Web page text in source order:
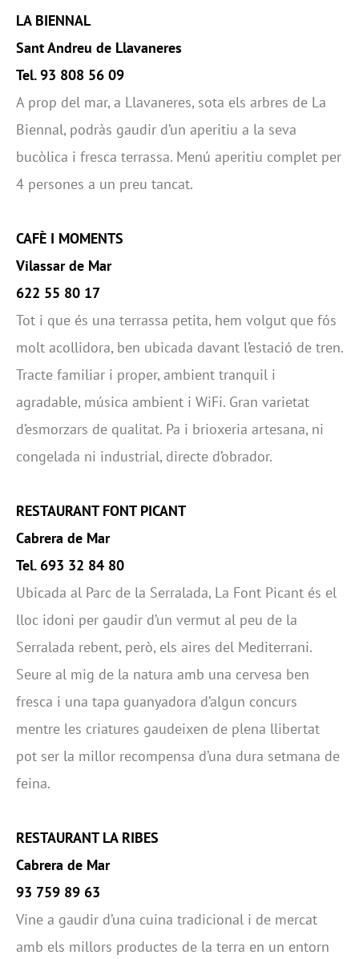
LA BIENNAL
Sant Andreu de Llavaneres
Tel. 93 808 56 09
A prop del mar, a Llavaneres, sota els arbres de La
Biennal, podràs gaudir d’un aperitiu a la seva
bucòlica i fresca terrassa. Menú aperitiu complet per
4 persones a un preu tancat.
CAFÈ I MOMENTS
Vilassar de Mar
622 55 80 17
Tot i que és una terrassa petita, hem volgut que fós
molt acollidora, ben ubicada davant l’estació de tren.
Tracte familiar i proper, ambient tranquil i
agradable, música ambient i WiFi. Gran varietat
d’esmorzars de qualitat. Pa i brioxeria artesana, ni
congelada ni industrial, directe d’obrador.
RESTAURANT FONT PICANT
Cabrera de Mar
Tel. 693 32 84 80
Ubicada al Parc de la Serralada, La Font Picant és el
lloc idoni per gaudir d’un vermut al peu de la
Serralada rebent, però, els aires del Mediterrani.
Seure al mig de la natura amb una cervesa ben
fresca i una tapa guanyadora d’algun concurs
mentre les criatures gaudeixen de plena llibertat
pot ser la millor recompensa d’una dura setmana de
feina.
RESTAURANT LA RIBES
Cabrera de Mar
93 759 89 63
Vine a gaudir d’una cuina tradicional i de mercat
amb els millors productes de la terra en un entorn